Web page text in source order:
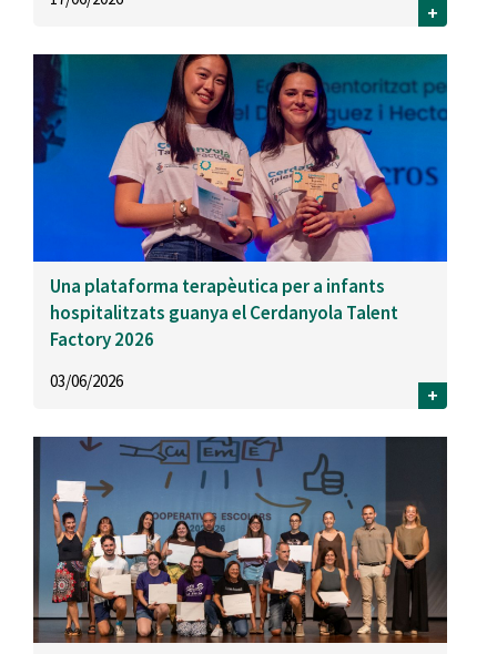
+
Una plataforma terapèutica per a infants
hospitalitzats guanya el Cerdanyola Talent
Factory 2026
03/06/2026
+